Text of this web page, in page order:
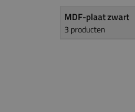
MDF-plaat zwart
3 producten